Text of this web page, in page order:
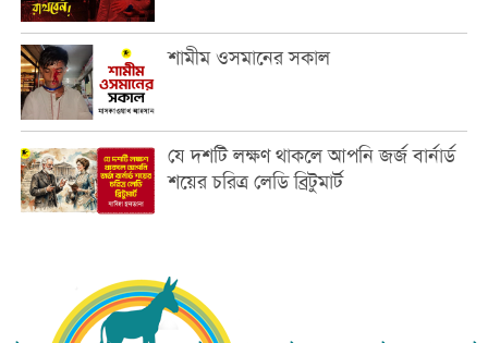
শামীম ওসমানের সকাল
যে দশটি লক্ষণ থাকলে আপনি জর্জ বার্নার্ড
শয়ের চরিত্র লেডি ব্রিটুমার্ট